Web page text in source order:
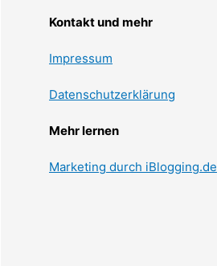
Kontakt und mehr
Impressum
Datenschutzerklärung
Mehr lernen
Marketing durch iBlogging.de